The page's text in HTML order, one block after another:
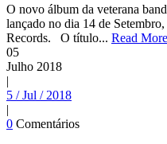
O novo álbum da veterana
lançado no dia 14 de
Records. O título... Read More
05
Julho 2018
|
5 / Jul / 2018
|
0 Comentários